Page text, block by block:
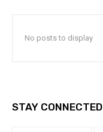
No posts to display
STAY CONNECTED